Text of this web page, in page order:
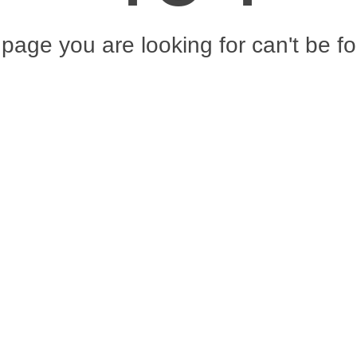
you are looking for can't be